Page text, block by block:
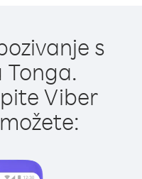
s
Tonga.
Viber